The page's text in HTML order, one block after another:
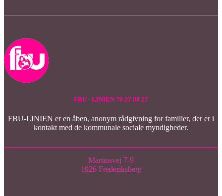
FBU - LINIEN 70 27 00 27
FBU-LINIEN er en åben, anonym rådgivning for familier, der er i
kontakt med de kommunale sociale myndigheder.
Martinsvej 7-9
1926 Frederiksberg